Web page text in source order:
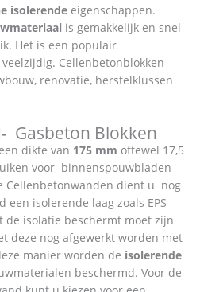
isolerende eigenschappen.
is gemakkelijk en snel
Het is een populair
Cellenbetonblokken
renovatie, herstelklussen
Gasbeton Blokken
dikte van 175 mm oftewel 17,5
voor binnenspouwbladen
Cellenbetonwanden dient u nog
isolerende laag zoals EPS
de isolatie beschermt moet zijn
deze nog afgewerkt worden met
manier worden de isolerende
beschermd. Voor de